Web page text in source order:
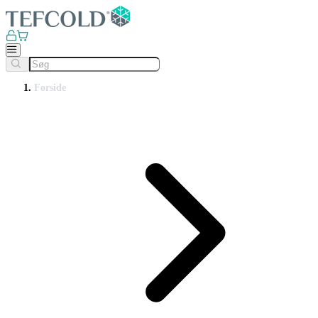
Forside